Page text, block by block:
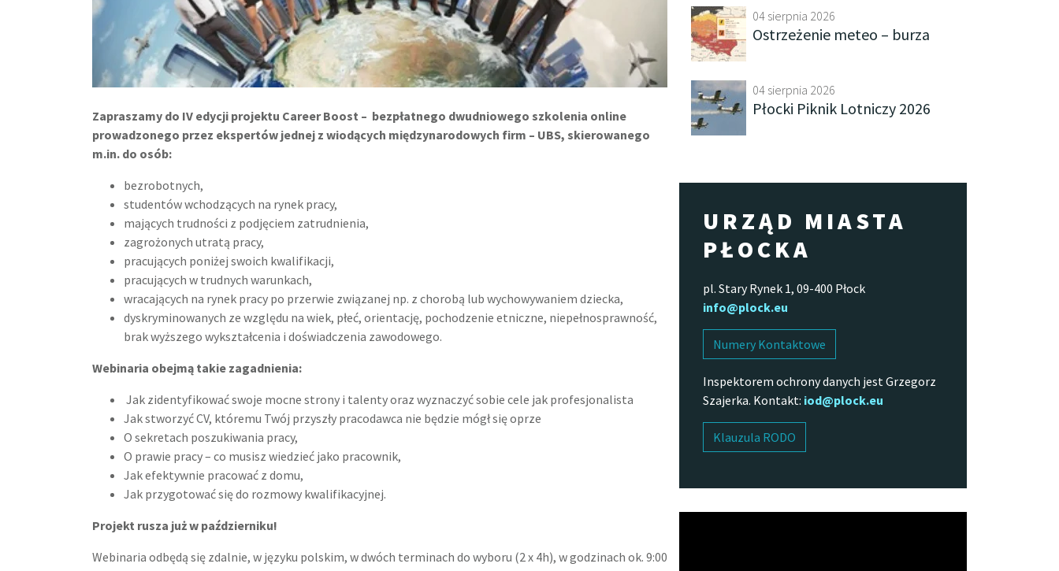
Zapraszamy do IV edycji projektu Career Boost – bezpłatnego dwudniowego szkolenia online
prowadzonego przez ekspertów jednej z wiodących międzynarodowych firm – UBS, skierowanego
m.in. do osób:
bezrobotnych,
studentów wchodzących na rynek pracy,
mających trudności z podjęciem zatrudnienia,
zagrożonych utratą pracy,
pracujących poniżej swoich kwalifikacji,
pracujących w trudnych warunkach,
wracających na rynek pracy po przerwie związanej np. z chorobą lub wychowywaniem dziecka,
dyskryminowanych ze względu na wiek, płeć, orientację, pochodzenie etniczne, niepełnosprawność,
brak wyższego wykształcenia i doświadczenia zawodowego.
Webinaria obejmą takie zagadnienia:
Jak zidentyfikować swoje mocne strony i talenty oraz wyznaczyć sobie cele jak profesjonalista
Jak stworzyć CV, któremu Twój przyszły pracodawca nie będzie mógł się oprze
O sekretach poszukiwania pracy,
O prawie pracy – co musisz wiedzieć jako pracownik,
Jak efektywnie pracować z domu,
Jak przygotować się do rozmowy kwalifikacyjnej.
Projekt rusza już w październiku!
Webinaria odbędą się zdalnie, w języku polskim, w dwóch terminach do wyboru (2 x 4h), w godzinach ok. 9:00
04 sierpnia 2026
Ostrzeżenie meteo – burza
04 sierpnia 2026
Płocki Piknik Lotniczy 2026
URZĄD MIASTA
PŁOCKA
pl. Stary Rynek 1, 09-400 Płock
info@plock.eu
Numery Kontaktowe
Inspektorem ochrony danych jest Grzegorz
Szajerka. Kontakt: iod@plock.eu
Klauzula RODO